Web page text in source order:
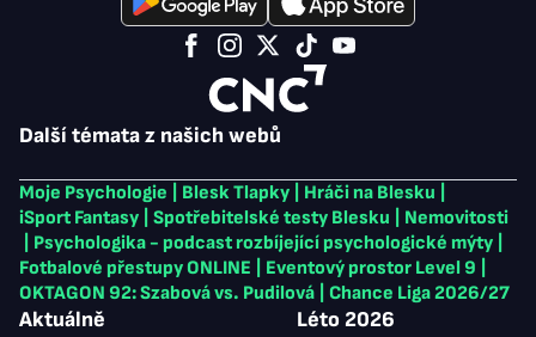
Další témata z našich webů
Moje Psychologie Blesk Tlapky Hráči na Blesku
iSport Fantasy
Spotřebitelské testy Blesku
Nemovitosti
Psychologika - podcast rozbíjející psychologické mýty
Fotbalové přestupy ONLINE
Eventový prostor Level 9
OKTAGON 92: Szabová vs. Pudilová
Chance Liga 2026/27
Aktuálně Léto 2026